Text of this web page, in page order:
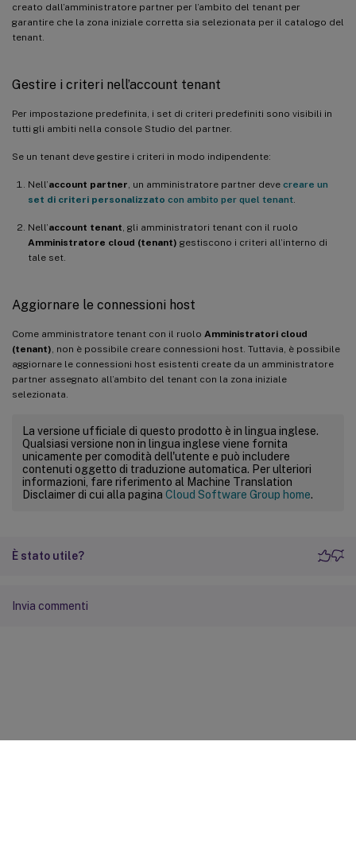
creato dall’amministratore partner per l’ambito del tenant per
garantire che la zona iniziale corretta sia selezionata per il catalogo del
tenant.
Gestire i criteri nell’account tenant
Per impostazione predefinita, i set di criteri predefiniti sono visibili in
tutti gli ambiti nella console Studio del partner.
Se un tenant deve gestire i criteri in modo indipendente:
Nell’account partner , un amministratore partner deve creare un
set di criteri personalizzato con ambito per quel tenant
Nell’account tenant , gli amministratori tenant con il ruolo
Amministratore cloud (tenant) gestiscono i criteri all’interno di
tale set.
Aggiornare le connessioni host
Come amministratore tenant con il ruolo Amministratori cloud
(tenant) , non è possibile creare connessioni host. Tuttavia, è possibile
aggiornare le connessioni host esistenti create da un amministratore
partner assegnato all’ambito del tenant con la zona iniziale
selezionata.
La versione ufficiale di questo prodotto è in lingua inglese.
Qualsiasi versione non in lingua inglese viene fornita
unicamente per comodità dell'utente e può includere
contenuti oggetto di traduzione automatica. Per ulteriori
informazioni, fare riferimento al Machine Translation
Disclaimer di cui alla pagina Cloud Software Group home.
È stato utile?
Invia commenti